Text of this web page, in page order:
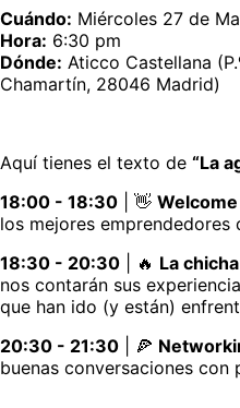
Cuándo: Miércoles 27 de
Hora: 6:30 pm
Dónde: Aticco Castellana
Chamartín, 28046 Madrid)
Aquí tienes el texto de “La
18:00 - 18:30 | 👋
los mejores emprendedores
18:30 - 20:30 | 🔥 La
nos contarán sus
que han ido (y están)
20:30 - 21:30 | 🍕
buenas conversaciones con